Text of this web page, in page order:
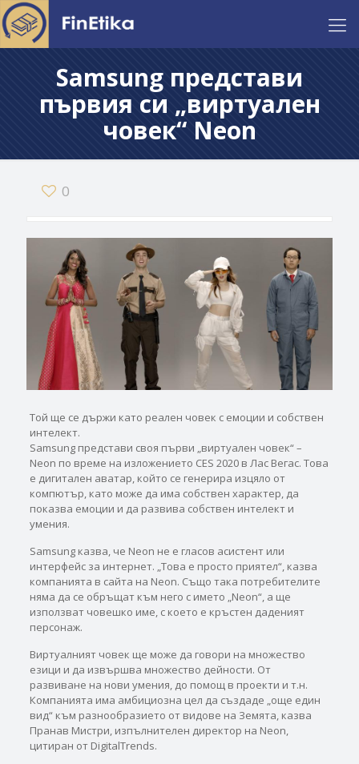
Samsung представи
първия си „виртуален
човек“ Neon
0
Той ще се държи като реален човек с емоции и собствен
интелект.
Samsung представи своя първи „виртуален човек“ –
Neon по време на изложението CES 2020 в Лас Вегас. Това
е дигитален аватар, който се генерира изцяло от
компютър, като може да има собствен характер, да
показва емоции и да развива собствен интелект и
умения.
Samsung казва, че Neon не е гласов асистент или
интерфейс за интернет. „Това е просто приятел“, казва
компанията в сайта на Neon. Също така потребителите
няма да се обръщат към него с името „Neon“, а ще
използват човешко име, с което е кръстен даденият
персонаж.
Виртуалният човек ще може да говори на множество
езици и да извършва множество дейности. От
развиване на нови умения, до помощ в проекти и т.н.
Компанията има амбициозна цел да създаде „още един
вид“ към разнообразието от видове на Земята, казва
Пранав Мистри, изпълнителен директор на Neon,
цитиран от DigitalTrends.